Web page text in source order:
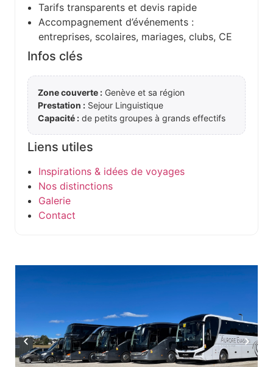
Tarifs transparents et devis rapide
Accompagnement d’événements :
entreprises, scolaires, mariages, clubs, CE
Infos clés
Zone couverte : Genève et sa région
Prestation : Sejour Linguistique
Capacité : de petits groupes à grands effectifs
Liens utiles
Inspirations & idées de voyages
Nos distinctions
Galerie
Contact